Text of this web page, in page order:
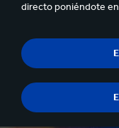
directo poniéndote en